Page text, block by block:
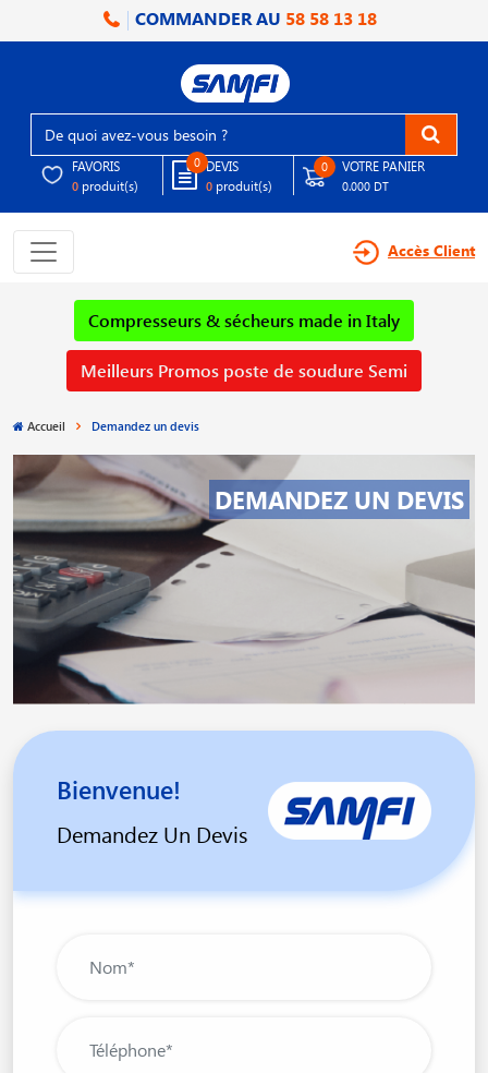
COMMANDER AU 58 58 13 18
FAVORIS
0 produit(s)
0 DEVIS
0 produit(s)
0 VOTRE PANIER
0.000 DT
Accès Client
Compresseurs & sécheurs made in Italy
Meilleurs Promos poste de soudure Semi
Accueil Demandez un devis
DEMANDEZ UN DEVIS
Bienvenue!
Demandez Un Devis